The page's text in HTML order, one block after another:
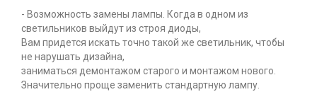
- Возможность замены лампы. Когда в одном из
светильников выйдут из строя диоды,
Вам придется искать точно такой же светильник, чтобы
не нарушать дизайна,
заниматься демонтажом старого и монтажом нового.
Значительно проще заменить стандартную лампу.